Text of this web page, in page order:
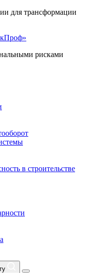
для трансформации
рисками
в строительстве